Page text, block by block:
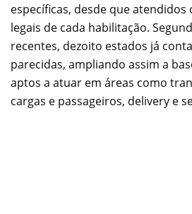
específicas, desde que
legais de cada habilitação.
recentes, dezoito estados já
parecidas, ampliando assim a
aptos a atuar em áreas como
cargas e passageiros, delivery e